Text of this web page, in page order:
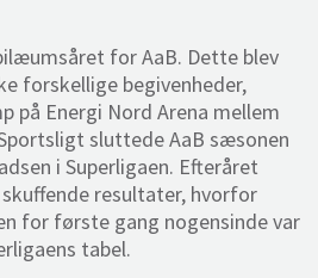
for AaB. Dette blev
forskellige begivenheder,
på Energi Nord Arena mellem
sluttede AaB sæsonen
i Superligaen. Efteråret
resultater, hvorfor
for første gang nogensinde var
tabel.